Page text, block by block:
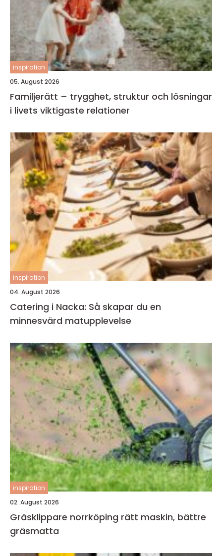
inspiration
05. August 2026
Familjerätt – trygghet, struktur och lösningar
i livets viktigaste relationer
inspiration
04. August 2026
Catering i Nacka: Så skapar du en
minnesvärd matupplevelse
inspiration
02. August 2026
Gräsklippare norrköping rätt maskin, bättre
gräsmatta